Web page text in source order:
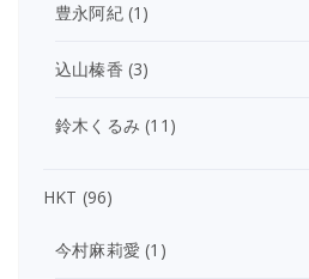
豊永阿紀(1)
込山榛香 (3)
鈴木くるみ (11)
HKT (96)
今村麻莉愛 (1)